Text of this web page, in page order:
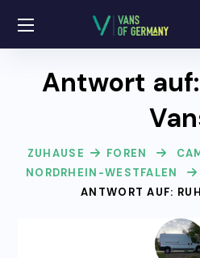
Antwort
ZUHAUSE FOREN
NORDRHEIN-WESTFALEN
ANTWORT AUF: